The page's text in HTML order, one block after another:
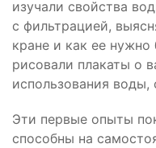
изучали свойства
с фильтрацией,
кране и как ее нужно
рисовали плакаты о
использования воды,
Эти первые опыты
способны на